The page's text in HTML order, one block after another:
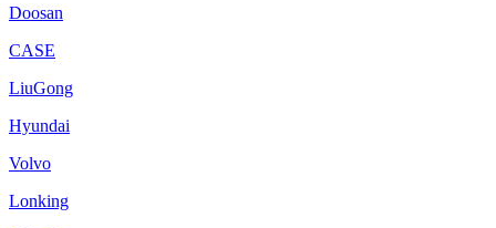
Doosan
CASE
LiuGong
Hyundai
Volvo
Lonking